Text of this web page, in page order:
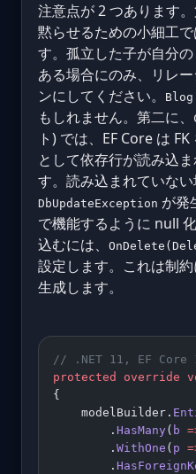
注意点が 2 つあります
黙らせるための小細工
す。孤立した子が自分
ある場合にのみ、リレ
ンにしてください。
Blog
もしれません。第二に、
ト) では、EF Core は
として依存行が読み込
す。読み込まれていな
DbUpdateException が発
で機能するように null
込むには、
設定します。これは制約
生成します。
// .NET 11, EF
protected
override
{
    modelBuilder.
        .
HasMany( b
        .
WithOne ( p
        .